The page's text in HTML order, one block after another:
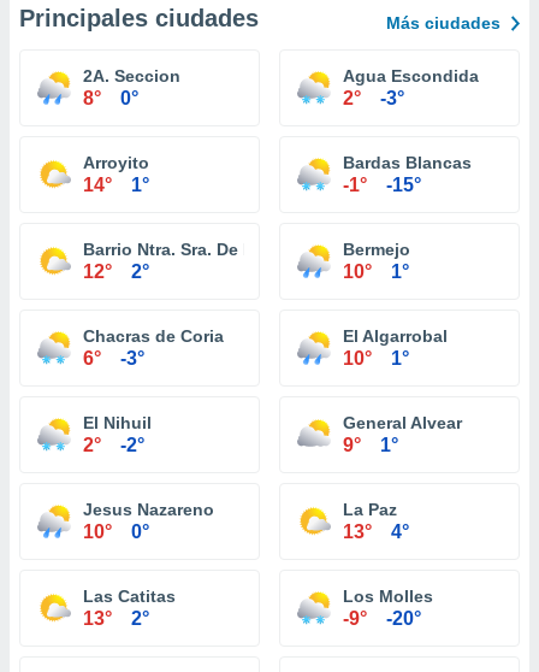
Principales ciudades Más ciudades
2A. Seccion
8° 0°
Agua Escondida
2° -3°
Arroyito
14° 1°
Bardas Blancas
-1° -15°
Barrio Ntra. Sra. De Fatima
12° 2°
Bermejo
10° 1°
Chacras de Coria
6° -3°
El Algarrobal
10° 1°
El Nihuil
2° -2°
General Alvear
9° 1°
Jesus Nazareno
10° 0°
La Paz
13° 4°
Las Catitas
13° 2°
Los Molles
-9° -20°